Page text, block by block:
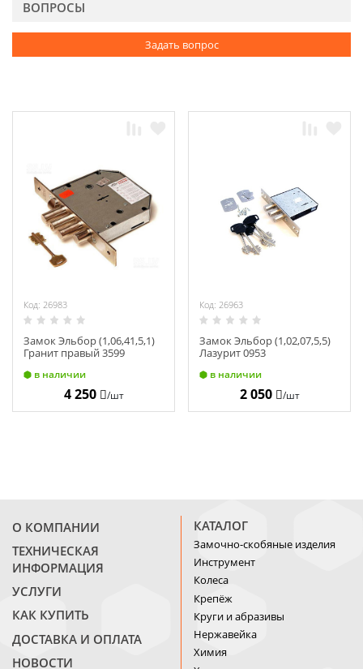
ВОПРОСЫ
Задать вопрос
Код: 26983
Замок Эльбор (1,06,41,5,1)
Гранит правый 3599
в наличии
4 250 /шт
Код: 26963
Замок Эльбор (1,02,07,5,5)
Лазурит 0953
в наличии
2 050 /шт
О КОМПАНИИ
ТЕХНИЧЕСКАЯ
ИНФОРМАЦИЯ
УСЛУГИ
КАК КУПИТЬ
ДОСТАВКА И ОПЛАТА
НОВОСТИ
КАТАЛОГ
Замочно-скобяные изделия
Инструмент
Колеса
Крепёж
Круги и абразивы
Нержавейка
Химия